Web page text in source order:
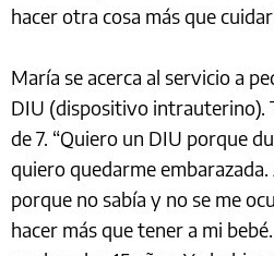
hacer otra cosa más que
María se acerca al servicio a
DIU (dispositivo intrauterino).
de 7. “Quiero un DIU porque
quiero quedarme embarazada.
porque no sabía y no se me
hacer más que tener a mi